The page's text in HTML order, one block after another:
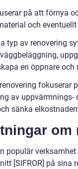
på att förnya
och
typ av renovering
en öppnare och
av
sänka
om
populär
[SIFROR] på